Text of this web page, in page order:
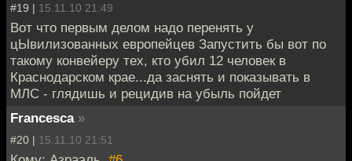
#19 | 15.11.10 21:49
Вот что первым делом надо перенять у
цЫвилизованных европейцев Запустить бы вот по
такому конвейеру тех, кто убил 12 человек в
Краснодарском крае...да заснять и показывать в
МЛС - глядишь и рецидив на убыль пойдет
Francesca »
#20 | 15.11.10 21:51